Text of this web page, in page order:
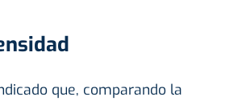
que, comparando la